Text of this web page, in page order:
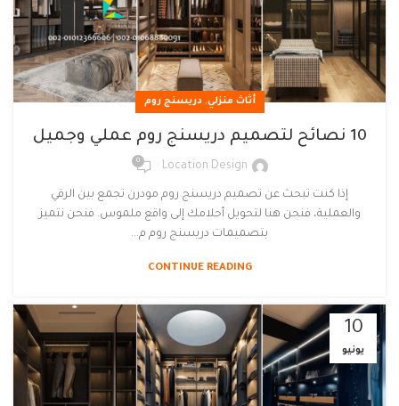
أثاث منزلي, دريسنج روم
10 نصائح لتصميم دريسنج روم عملي وجميل
Location Design
0
إذا كنت تبحث عن تصميم دريسنج روم مودرن تجمع بين الرقي
والعملية، فنحن هنا لتحويل أحلامك إلى واقع ملموس. فنحن نتميز
بتصميمات دريسنج روم م...
CONTINUE READING
10
يونيو